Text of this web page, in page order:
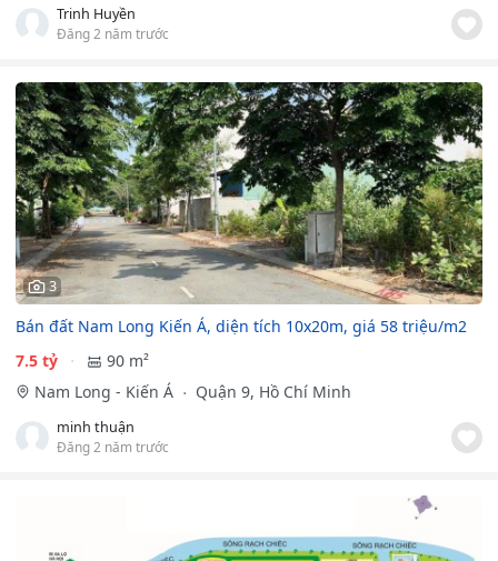
Trinh Huyền
Đăng 2 năm trước
3
Bán đất Nam Long Kiến Á, diện tích 10x20m, giá 58 triệu/m2
7.5 tỷ
90 m²
Nam Long - Kiến Á
Quận 9, Hồ Chí Minh
minh thuận
Đăng 2 năm trước